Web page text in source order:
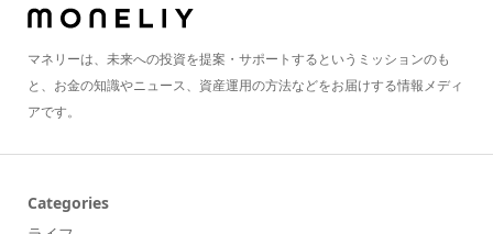
マネリーは、未来への投資を提案・サポートするというミッションのも
と、お金の知識やニュース、資産運用の方法などをお届けする情報メディ
アです。
Categories